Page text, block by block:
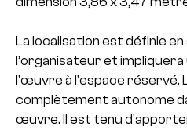
La localisation est définie
l’organisateur et
l’œuvre à l’espace réservé.
complètement autonome
œuvre. Il est tenu